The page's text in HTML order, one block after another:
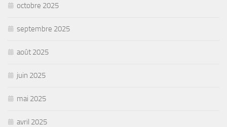
octobre 2025
septembre 2025
août 2025
juin 2025
mai 2025
avril 2025